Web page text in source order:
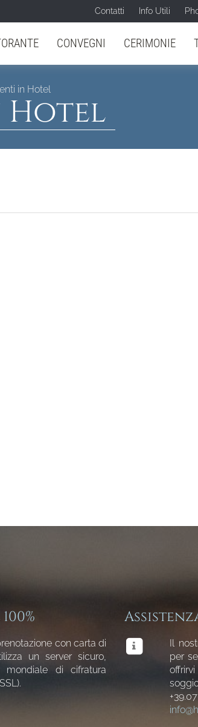
Contatti Info Utili
CONVEGNI CERIMONIE
in Hotel
Hotel
con carta di
un server sicuro,
di cifratura
Il
per